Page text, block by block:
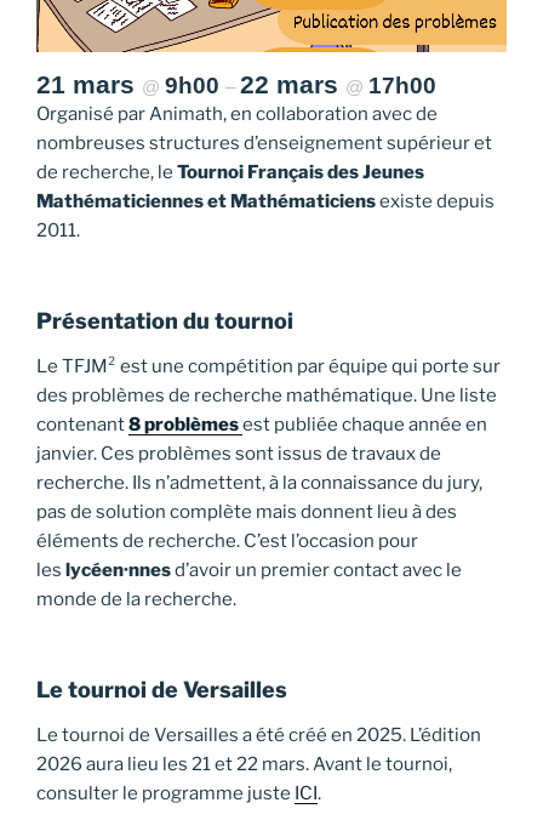
21 mars @ 9h00 – 22 mars @ 17h00
Organisé par Animath, en collaboration avec de
nombreuses structures d’enseignement supérieur et
de recherche, le Tournoi Français des Jeunes
Mathématiciennes et Mathématiciensexiste depuis
2011.
Présentation du tournoi
Le TFJM² est une compétition par équipe qui porte sur
des problèmes de recherche mathématique. Une liste
contenant8 problèmesest publiée chaque année en
janvier. Ces problèmes sont issus de travaux de
recherche. Ils n’admettent, à la connaissance du jury,
pas de solution complète mais donnent lieu à des
éléments de recherche. C’est l’occasion pour
les lycéen·nnesd’avoir un premier contact avec le
monde de la recherche.
Le tournoi de Versailles
Le tournoi de Versailles a été créé en 2025. L’édition
2026 aura lieu les 21 et 22 mars. Avant le tournoi,
consulter le programme juste ICI.